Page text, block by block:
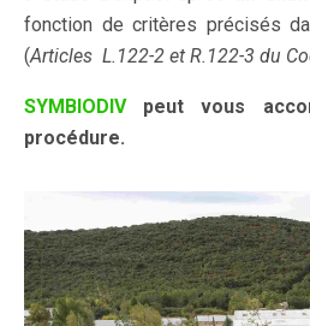
fonction de critères précisés
(Articles L.122-2 et R.122-3 du
SYMBIODIV
peut vous
procédure.